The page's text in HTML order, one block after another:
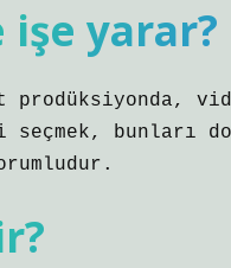
yarar?
bunları